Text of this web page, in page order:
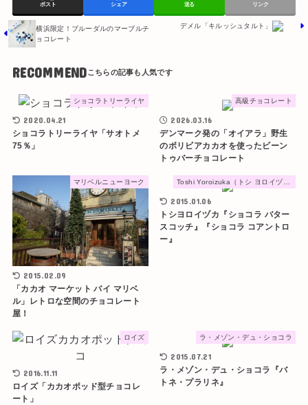
ポスト シェア 送る リンク
横浜限定！ブルーダルのマーブルチ
ョコレート
デメル「キルッシュタルト」
RECOMMEND
ショコラトリーライヤ
2020.04.21
ショコラトリーライヤ「サオトメ
75％」
高級チョコレート
2026.03.16
デンマーク発の「オイアラ」野生
のボリビアカカオを使ったビーン
トゥバーチョコレート
マリベルニューヨーク
2015.02.09
「カカオ マーケット バイ マリベ
ル」レトロな空間のチョコレート
屋！
2015.01.06
トシヨロイヅカ『ショコラ バター
スコッチ』『ショコラ コアントロ
ー』
ロイズ
2016.11.11
ロイズ「カカオポッド型チョコレ
ート」
ラ・メゾン・デュ・ショコラ
2015.07.21
ラ・メゾン・デュ・ショコラ『バ
トネ・プラリネ』